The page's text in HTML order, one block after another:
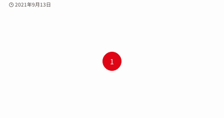
2021年9月13日
1